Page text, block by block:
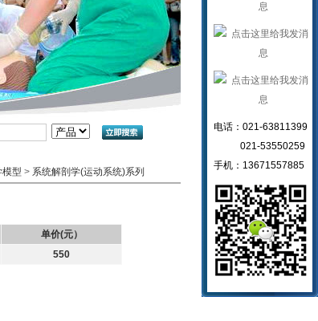
型 > 系统解剖学(运动系统)系列
单价(元）
550
电话：021-63811399
021-53550259
手机：13671557885